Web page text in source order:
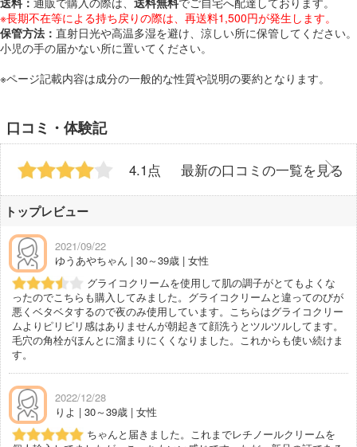
※長期不在等による持ち戻りの際は、再送料1,500円が発生します。
保管方法： 直射日光や高温多湿を避け、涼しい所に保管してください。
小児の手の届かない所に置いてください。
※ページ記載内容は成分の一般的な性質や説明の要約となります。
口コミ・体験記
4.1点 最新の口コミの一覧を見る
トップレビュー
2021/09/22
ゆうあやちゃん | 30～39歳 | 女性
グライコクリームを使用して肌の調子がとてもよくな
ったのでこちらも購入してみました。グライコクリームと違ってのびが
悪くベタベタするので夜のみ使用しています。こちらはグライコクリー
ムよりピリピリ感はありませんが朝起きて顔洗うとツルツルしてます。
毛穴の角栓がほんとに溜まりにくくなりました。これからも使い続けま
す。
2022/12/28
りよ | 30～39歳 | 女性
ちゃんと届きました。これまでレチノールクリームを